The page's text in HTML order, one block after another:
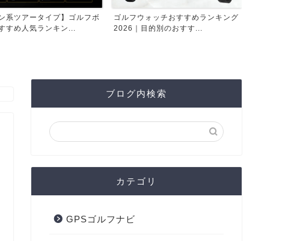
系ツアータイプ】ゴルフボ
すめ人気ランキン...
ゴルフウォッチおすすめランキング
2026｜目的別のおすす...
ブログ内検索
カテゴリ
GPSゴルフナビ